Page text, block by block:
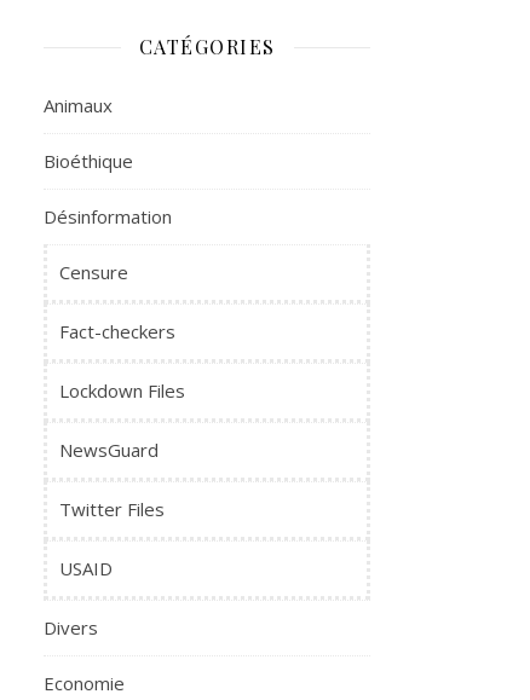
CATÉGORIES
Animaux
Bioéthique
Désinformation
Censure
Fact-checkers
Lockdown Files
NewsGuard
Twitter Files
USAID
Divers
Economie